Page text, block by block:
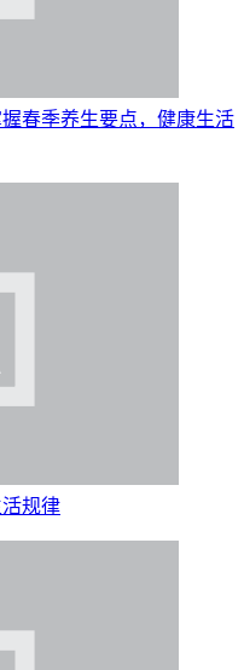
春季养生要点，健康生活
规律